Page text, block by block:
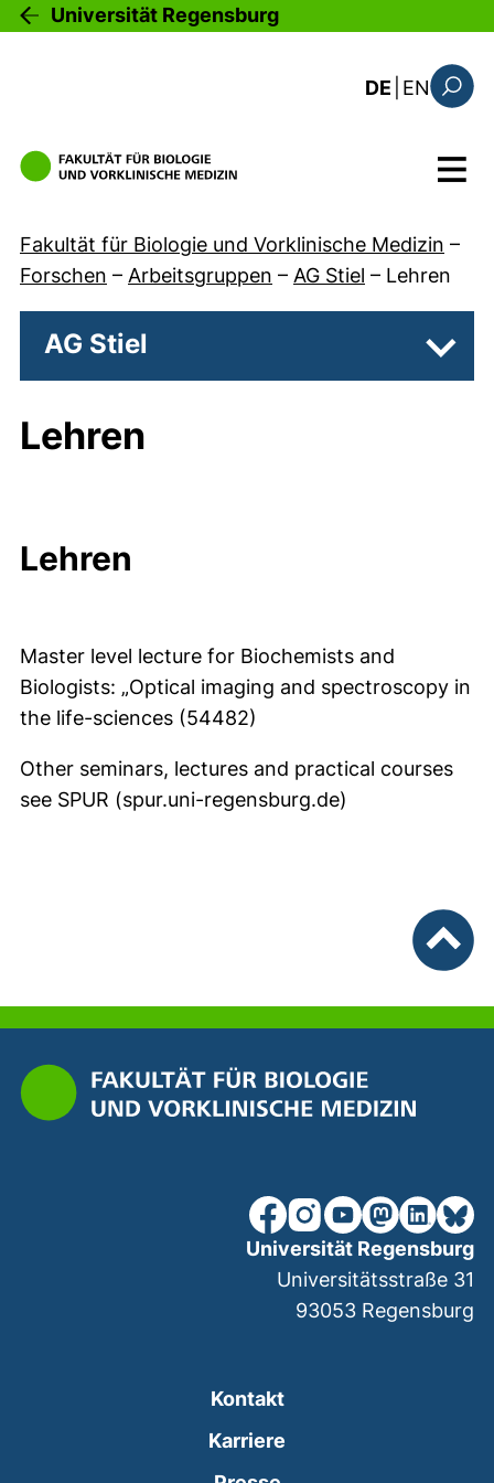
Direkt zum Inhalt
Universität Regensburg
DE EN: the
Menü
Fakultät für Biologie und Vorklinische Medizin –
Forschen – Arbeitsgruppen – AG Stiel – Lehren
AG Stiel
Lehren
Lehren
Master level lecture for Biochemists and
Biologists: „Optical imaging and spectroscopy in
the life-sciences (54482)
Other seminars, lectures and practical courses
see SPUR (spur.uni-regensburg.de)
unsere Facebook-Seite
unsere Instagram-
unsere YouTube-
unsereunsere
Kontakt
Karriere
Universität Regensburg
Universitätsstraße 31
93053 Regensburg